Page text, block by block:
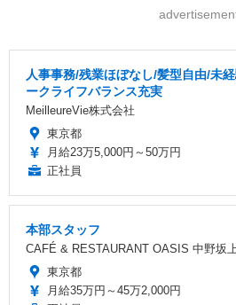
人事事務/残業ほぼなし/髪型自由/未
ークライフバランス充実
MeilleureVie株式会社
東京都
月給23万5,000円～50万円
正社員
本部スタッフ
CAFÉ & RESTAURANT OASIS 中野坂
東京都
月給35万円～45万2,000円